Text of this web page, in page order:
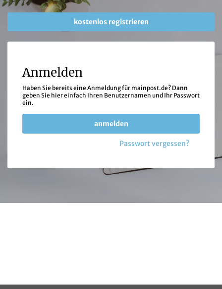
kostenlos registrieren
Anmelden
Haben Sie bereits eine Anmeldung für mainpost.de? Dann
geben Sie hier einfach Ihren Benutzernamen und Ihr Passwort
ein.
anmelden
Passwort vergessen?